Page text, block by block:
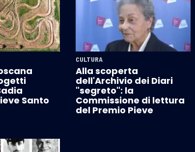
Santo
CULTURA
Alla scoperta
dell'Archivio dei Diari
"segreto": la
Commissione di lettura
del Premio Pieve